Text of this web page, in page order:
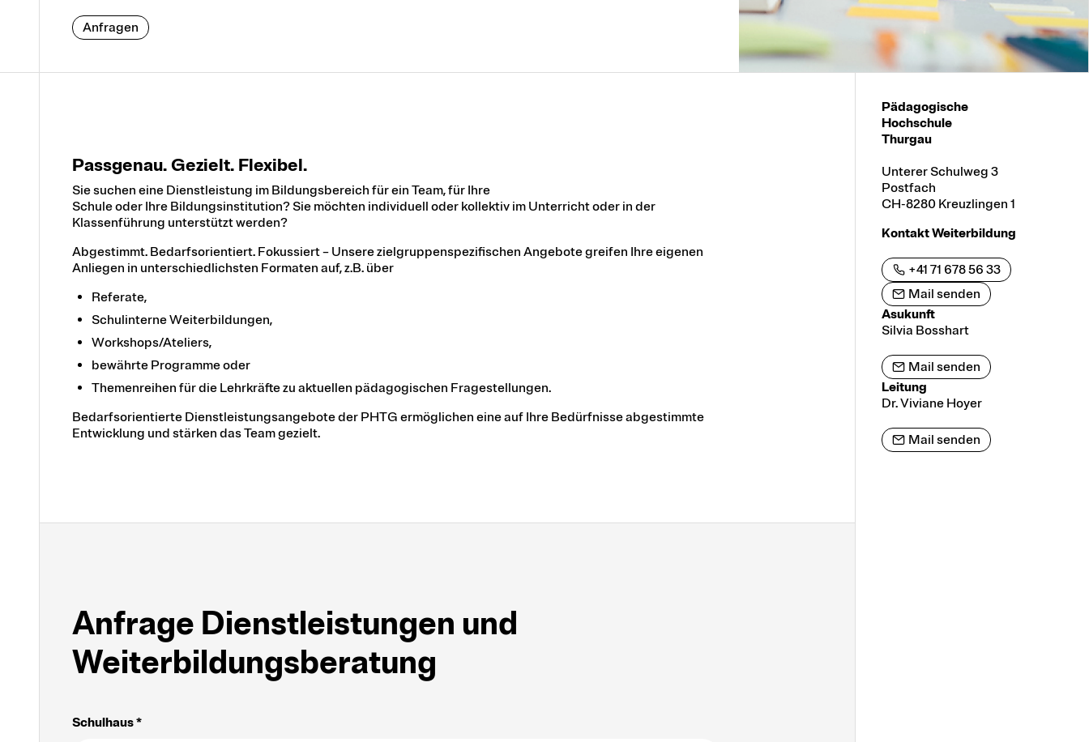
Anfragen
Passgenau. Gezielt. Flexibel.
Sie suchen eine Dienstleistung im Bildungsbereich für ein Team, für Ihre
Schule oder Ihre Bildungsinstitution? Sie möchten individuell oder kollektiv im Unterricht oder in der
Klassenführung unterstützt werden?
Abgestimmt. Bedarfsorientiert. Fokussiert – Unsere zielgruppenspezifischen Angebote greifen Ihre eigenen
Anliegen in unterschiedlichsten Formaten auf, z.B. über
Referate,
Schulinterne Weiterbildungen,
Workshops/Ateliers,
bewährte Programme oder
Themenreihen für die Lehrkräfte zu aktuellen pädagogischen Fragestellungen.
Bedarfsorientierte Dienstleistungsangebote der PHTG ermöglichen eine auf Ihre Bedürfnisse abgestimmte
Entwicklung und stärken das Team gezielt.
Anfrage Dienst­leistungen und
Weiter­bildungs­beratung
Schulhaus *
Pädagogische
Hochschule
Thurgau
Unterer Schulweg 3
Postfach
CH-8280 Kreuzlingen 1
Kontakt Weiterbildung
+41 71 678 56 33
Mail senden
Asukunft
Silvia Bosshart
Mail senden
Leitung
Dr. Viviane Hoyer
Mail senden